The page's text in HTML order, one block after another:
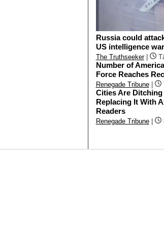
Russia could
US intelligence
The Truthseeker|
Number of
Force Reaches
Renegade Tribune|
Cities Are
Replacing It With
Readers
Renegade Tribune|